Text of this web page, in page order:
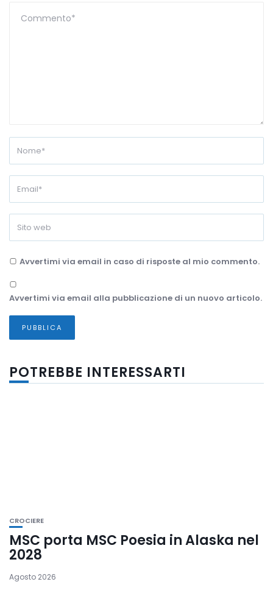
Avvertimi via email in caso di risposte al mio commento.
Avvertimi via email alla pubblicazione di un nuovo articolo.
POTREBBE INTERESSARTI
CROCIERE
MSC porta MSC Poesia in Alaska nel
2028
Agosto 2026